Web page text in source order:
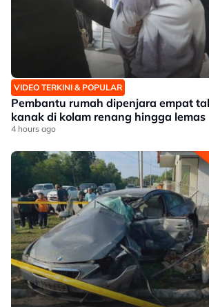
VIDEO TERKINI & POPULAR
Pembantu rumah dipenjara empat
kanak di kolam renang hingga lemas
4 hours ago